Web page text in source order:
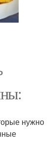
нужно